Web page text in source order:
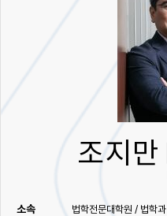
조지만
소속 법학전문대학원 / 법학과